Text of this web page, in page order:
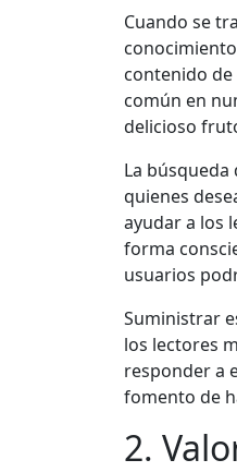
Cuando se
contenido
común en
delicioso
La
quienes
ayudar a los
forma
usuarios
Suministrar
los lectores
responder a
fomento de
2.